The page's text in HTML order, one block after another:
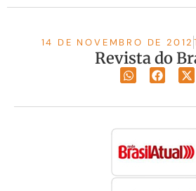
14 DE NOVEMBRO DE 2012
Revista do